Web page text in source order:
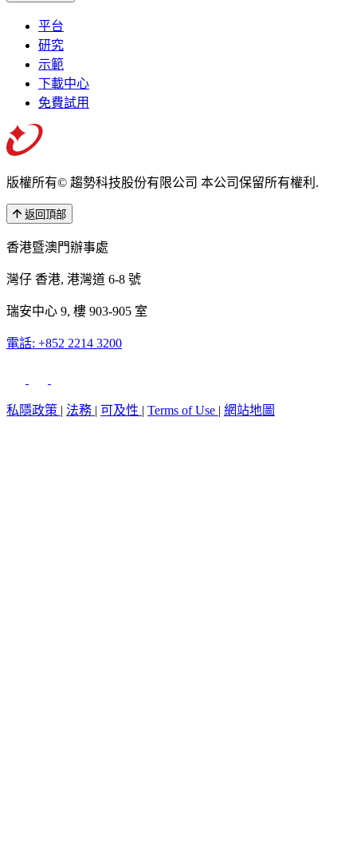
平台
研究
示範
下載中心
免費試用
版權所有© 趨勢科技股份有限公司 本公司保留所有權利.
返回頂部
香港暨澳門辦事處
灣仔 香港, 港灣道 6-8 號
瑞安中心 9, 樓 903-905 室
電話: +852 2214 3200
私隱政策 | 法務 | 可及性 | Terms of Use | 網站地圖